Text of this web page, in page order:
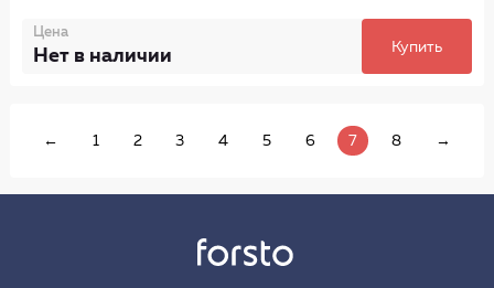
Цена
Нет в наличии Купить
← 1 2 3 4 5 6 7 8 →